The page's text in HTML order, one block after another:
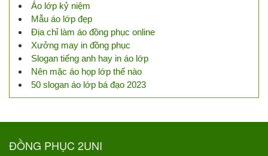
Áo lớp kỷ niệm
Mẫu áo lớp đẹp
Địa chỉ làm áo đồng phục online
Xưởng may in đồng phục
Slogan tiếng anh hay in áo lớp
Nên mặc áo họp lớp thế nào
50 slogan áo lớp bá đạo 2023
ĐỒNG PHỤC 2UNI